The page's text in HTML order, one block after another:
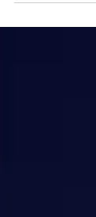
cuya suma...